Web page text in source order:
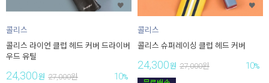
콜리스
콜리스 라이언 클럽 헤드 커버 드라이버
우드 유틸
24,300원 27,000원 10%
콜리스
콜리스 슈퍼레이싱 클럽 헤드 커버
24,300원 27,000원 10%